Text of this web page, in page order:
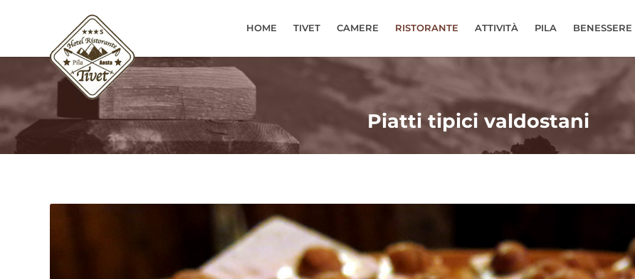
HOME TIVET CAMERE RISTORANTE ATTIVITÀ PILA BENESSERE
Piatti tipici valdostani